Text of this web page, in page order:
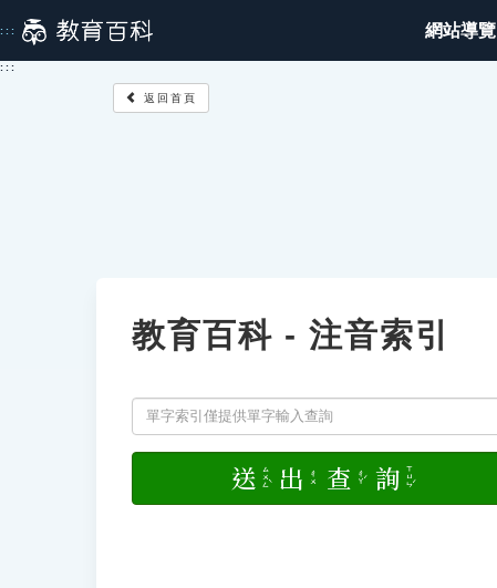
到
主
::: 網站導覽
:::
返回首頁
教育百科 - 注音索引
送 ㄙㄨㄥˋ 出 ㄔㄨ 查 ㄔㄚˊ 詢 ㄒㄩㄣˊ